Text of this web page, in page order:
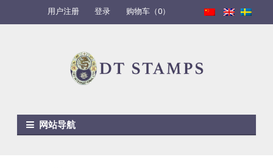
用户注册 登录 购物车（0）
网站导航